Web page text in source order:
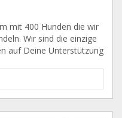
mit 400 Hunden die wir
Wir sind die einzige
auf Deine Unterstützung